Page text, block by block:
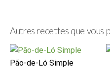
Autres recettes que vous
Pão-de-Ló Simple